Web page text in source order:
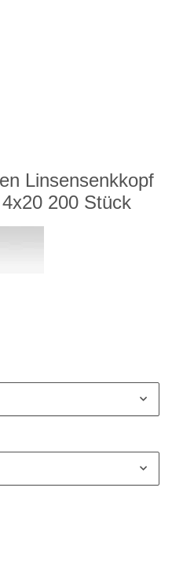
Linsensenkkopf
200 Stück